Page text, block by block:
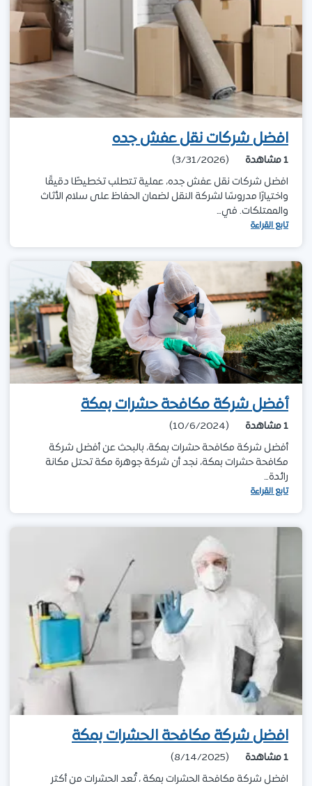
افضل شركات نقل عفش جده
1مشاهدة
(3/31/2026)
افضل شركات نقل عفش جده، عملية تتطلب تخطيطًا دقيقًا
واختيارًا مدروسًا لشركة النقل لضمان الحفاظ على سلام الأثاث
والممتلكات. في…
تابع القراءة
أفضل شركة مكافحة حشرات بمكة
1مشاهدة
(10/6/2024)
أفضل شركة مكافحة حشرات بمكة، بالبحث عن أفضل شركة
مكافحة حشرات بمكة، نجد أن شركة جوهرة مكة تحتل مكانة
رائدة…
تابع القراءة
افضل شركة مكافحة الحشرات بمكة
1مشاهدة
(8/14/2025)
افضل شركة مكافحة الحشرات بمكة ، تُعد الحشرات من أكثر